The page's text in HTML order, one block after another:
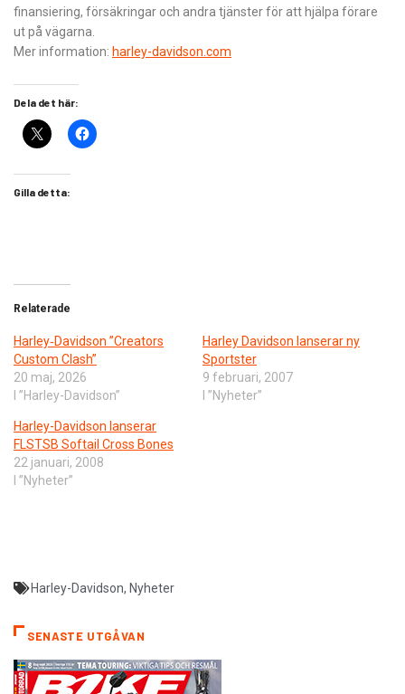
finansiering, försäkringar och andra tjänster för att hjälpa förare
ut på vägarna.
Mer information: harley-davidson.com
Dela det här:
Gilla detta:
Relaterade
Harley‑Davidson ”Creators
Custom Clash”
20 maj, 2026
I ”Harley-Davidson”
Harley Davidson lanserar ny
Sportster
9 februari, 2007
I ”Nyheter”
Harley-Davidson lanserar
FLSTSB Softail Cross Bones
22 januari, 2008
I ”Nyheter”
Harley-Davidson, Nyheter
SENASTE UTGÅVAN